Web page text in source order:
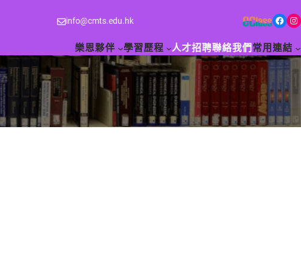
info@cmts.edu.hk Facebook Instagram
樂恩夥伴 學習歷程 人才招聘聯絡我們 常用連結